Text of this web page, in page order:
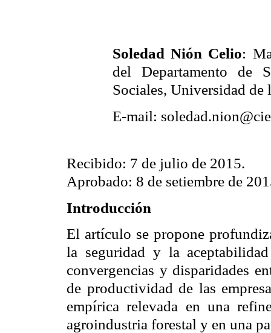
Soledad Nión Celio:
del Departamento de
Sociales, Universidad de
E-mail:
Recibido: 7 de julio de 2015.
Aprobado: 8 de setiembre de
Introducción
El artículo se propone
la seguridad y la
convergencias y disparidades
de productividad de las
empírica relevada en una
agroindustria forestal y en una